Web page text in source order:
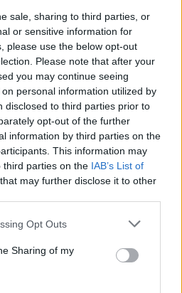
sale, sharing to third parties, or
or sensitive information for
please use the below opt-out
Please note that after your
you may continue seeing
personal information utilized by
disclosed to third parties prior to
opt-out of the further
information by third parties on the
This information may
third parties on the IAB’s List of
that may further disclose it to other
Opt Outs
Sharing of my
– ΔΩΔΕΚΑΝΗΣΑ
πρόσκαιρες νεφώσεις στα
4 με 5 και πρόσκαιρα τοπικά 6
33 βαθμούς Κελσίου.
μεσημβρινές και απογευματινές
στα ηπειρωτικά και θα
και κυρίως στα ορεινά θα
μποφόρ.
βαθμούς και στις Σποράδες